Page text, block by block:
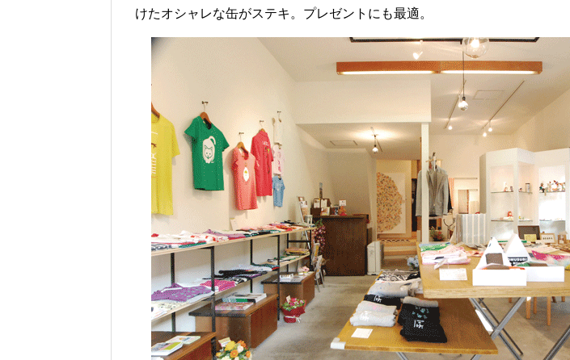
けたオシャレな缶がステキ。プレゼントにも最適。